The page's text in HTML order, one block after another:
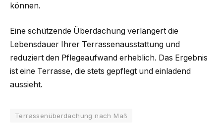
können.
Eine schützende Überdachung verlängert die
Lebensdauer Ihrer Terrassenausstattung und
reduziert den Pflegeaufwand erheblich. Das Ergebnis
ist eine Terrasse, die stets gepflegt und einladend
aussieht.
Terrassenüberdachung nach Maß